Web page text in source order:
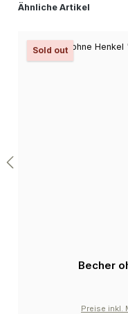
Produktgalerie
Ähnliche Artikel
Sold out
Becher
Preise inkl.